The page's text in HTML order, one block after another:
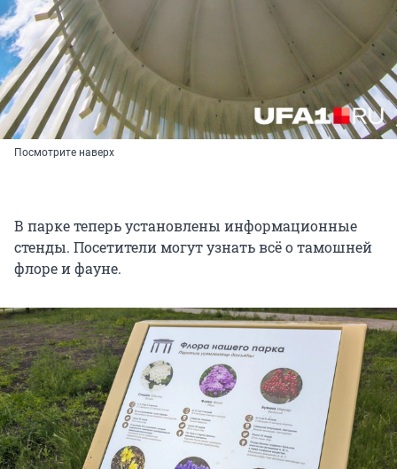
Посмотрите наверх
В парке теперь установлены информационные
стенды. Посетители могут узнать всё о тамошней
флоре и фауне.